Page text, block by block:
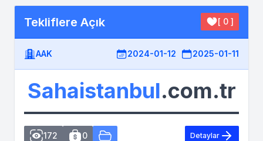
Tekliflere Açık [ 0 ]
AAK 2024-01-12 2025-01-11
Sahaistanbul.com.tr
172 0 Detaylar